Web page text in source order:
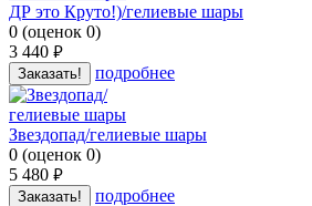
ДР это Круто!)/гелиевые шары
0 (оценок 0)
3 440 руб.
Заказать! подробнее
Звездопад/гелиевые шары
0 (оценок 0)
5 480 руб.
Заказать! подробнее